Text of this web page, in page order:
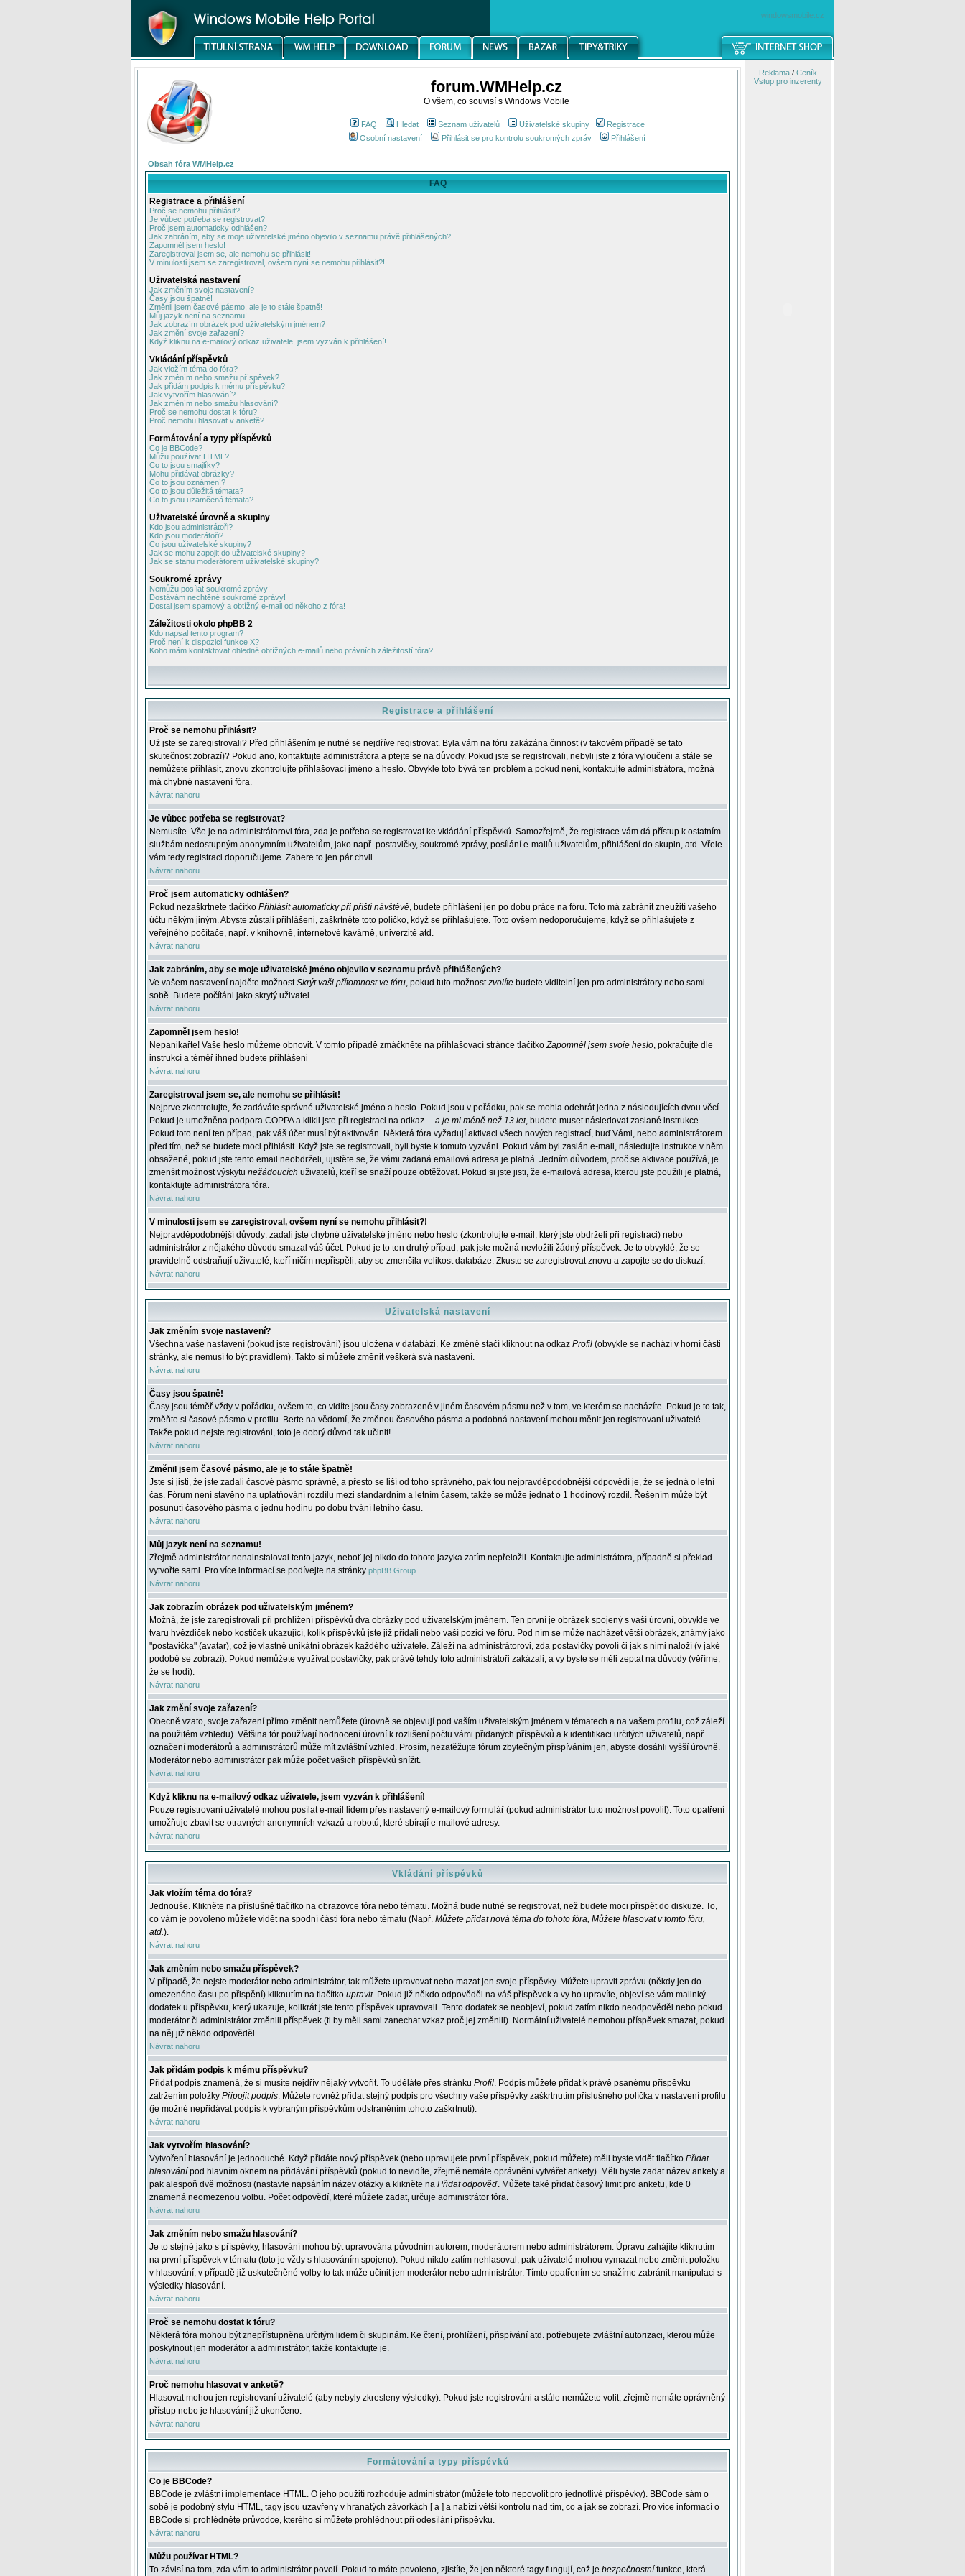
windowsmobile.cz
forum.WMHelp.cz
O všem, co souvisí s Windows Mobile
FAQ Hledat Seznam uživatelů Uživatelské skupiny
Registrace
Osobní nastavení
Přihlásit se pro kontrolu soukromých zpráv Přihlášení
Obsah fóra WMHelp.cz
FAQ
Registrace a přihlášení
Proč se nemohu přihlásit?
Je vůbec potřeba se registrovat?
Proč jsem automaticky odhlášen?
Jak zabráním, aby se moje uživatelské jméno objevilo v seznamu právě přihlášených?
Zapomněl jsem heslo!
Zaregistroval jsem se, ale nemohu se přihlásit!
V minulosti jsem se zaregistroval, ovšem nyní se nemohu přihlásit?!
Uživatelská nastavení
Jak změním svoje nastavení?
Časy jsou špatně!
Změnil jsem časové pásmo, ale je to stále špatně!
Můj jazyk není na seznamu!
Jak zobrazím obrázek pod uživatelským jménem?
Jak změní svoje zařazení?
Když kliknu na e-mailový odkaz uživatele, jsem vyzván k přihlášení!
Vkládání příspěvků
Jak vložím téma do fóra?
Jak změním nebo smažu příspěvek?
Jak přidám podpis k mému příspěvku?
Jak vytvořím hlasování?
Jak změním nebo smažu hlasování?
Proč se nemohu dostat k fóru?
Proč nemohu hlasovat v anketě?
Formátování a typy příspěvků
Co je BBCode?
Můžu používat HTML?
Co to jsou smajlíky?
Mohu přidávat obrázky?
Co to jsou oznámení?
Co to jsou důležitá témata?
Co to jsou uzamčená témata?
Uživatelské úrovně a skupiny
Kdo jsou administrátoři?
Kdo jsou moderátoři?
Co jsou uživatelské skupiny?
Jak se mohu zapojit do uživatelské skupiny?
Jak se stanu moderátorem uživatelské skupiny?
Soukromé zprávy
Nemůžu posílat soukromé zprávy!
Dostávám nechtěné soukromé zprávy!
Dostal jsem spamový a obtížný e-mail od někoho z fóra!
Záležitosti okolo phpBB 2
Kdo napsal tento program?
Proč není k dispozici funkce X?
Koho mám kontaktovat ohledně obtížných e-mailů nebo právních záležitostí fóra?
Registrace a přihlášení
Proč se nemohu přihlásit?
Už jste se zaregistrovali? Před přihlášením je nutné se nejdříve registrovat. Byla vám na fóru zakázána činnost (v takovém případě se tato
skutečnost zobrazí)? Pokud ano, kontaktujte administrátora a ptejte se na důvody. Pokud jste se registrovali, nebyli jste z fóra vyloučeni a stále se
nemůžete přihlásit, znovu zkontrolujte přihlašovací jméno a heslo. Obvykle toto bývá ten problém a pokud není, kontaktujte administrátora, možná
má chybné nastavení fóra.
Návrat nahoru
Je vůbec potřeba se registrovat?
Nemusíte. Vše je na administrátorovi fóra, zda je potřeba se registrovat ke vkládání příspěvků. Samozřejmě, že registrace vám dá přístup k ostatním
službám nedostupným anonymním uživatelům, jako např. postavičky, soukromé zprávy, posílání e-mailů uživatelům, přihlášení do skupin, atd. Vřele
vám tedy registraci doporučujeme. Zabere to jen pár chvil.
Návrat nahoru
Proč jsem automaticky odhlášen?
Pokud nezaškrtnete tlačítko Přihlásit automaticky při příští návštěvě, budete přihlášeni jen po dobu práce na fóru. Toto má zabránit zneužití vašeho
účtu někým jiným. Abyste zůstali přihlášeni, zaškrtněte toto políčko, když se přihlašujete. Toto ovšem nedoporučujeme, když se přihlašujete z
veřejného počítače, např. v knihovně, internetové kavárně, univerzitě atd.
Návrat nahoru
Jak zabráním, aby se moje uživatelské jméno objevilo v seznamu právě přihlášených?
Ve vašem nastavení najděte možnostSkrýt vaši přítomnost ve fóru, pokud tuto možnostzvolíte budete viditelní jen pro administrátory nebo sami
sobě. Budete počítáni jako skrytý uživatel.
Návrat nahoru
Zapomněl jsem heslo!
Nepanikařte! Vaše heslo můžeme obnovit. V tomto případě zmáčkněte na přihlašovací stránce tlačítkoZapomněl jsem svoje heslo, pokračujte dle
instrukcí a téměř ihned budete přihlášeni
Návrat nahoru
Zaregistroval jsem se, ale nemohu se přihlásit!
Nejprve zkontrolujte, že zadáváte správné uživatelské jméno a heslo. Pokud jsou v pořádku, pak se mohla odehrát jedna z následujících dvou věcí.
Pokud je umožněna podpora COPPA a klikli jste při registraci na odkaz ... a je mi méně než 13 let, budete muset následovat zaslané instrukce.
Pokud toto není ten případ, pak váš účet musí být aktivován. Některá fóra vyžadují aktivaci všech nových registrací, buď Vámi, nebo administrátorem
před tím, než se budete moci přihlásit. Když jste se registrovali, byli byste k tomuto vyzváni. Pokud vám byl zaslán e-mail, následujte instrukce v něm
obsažené, pokud jste tento email neobdrželi, ujistěte se, že vámi zadaná emailová adresa je platná. Jedním důvodem, proč se aktivace používá, je
zmenšit možnost výskytu nežádoucích uživatelů, kteří se snaží pouze obtěžovat. Pokud si jste jisti, že e-mailová adresa, kterou jste použili je platná,
kontaktujte administrátora fóra.
Návrat nahoru
V minulosti jsem se zaregistroval, ovšem nyní se nemohu přihlásit?!
Nejpravděpodobnější důvody: zadali jste chybné uživatelské jméno nebo heslo (zkontrolujte e-mail, který jste obdrželi při registraci) nebo
administrátor z nějakého důvodu smazal váš účet. Pokud je to ten druhý případ, pak jste možná nevložili žádný příspěvek. Je to obvyklé, že se
pravidelně odstraňují uživatelé, kteří ničím nepřispěli, aby se zmenšila velikost databáze. Zkuste se zaregistrovat znovu a zapojte se do diskuzí.
Návrat nahoru
Uživatelská nastavení
Jak změním svoje nastavení?
Všechna vaše nastavení (pokud jste registrováni) jsou uložena v databázi. Ke změně stačí kliknout na odkaz Profil (obvykle se nachází v horní části
stránky, ale nemusí to být pravidlem). Takto si můžete změnit veškerá svá nastavení.
Návrat nahoru
Časy jsou špatně!
Časy jsou téměř vždy v pořádku, ovšem to, co vidíte jsou časy zobrazené v jiném časovém pásmu než v tom, ve kterém se nacházíte. Pokud je to tak,
změňte si časové pásmo v profilu. Berte na vědomí, že změnou časového pásma a podobná nastavení mohou měnit jen registrovaní uživatelé.
Takže pokud nejste registrováni, toto je dobrý důvod tak učinit!
Návrat nahoru
Změnil jsem časové pásmo, ale je to stále špatně!
Jste si jisti, že jste zadali časové pásmo správně, a přesto se liší od toho správného, pak tou nejpravděpodobnější odpovědí je, že se jedná o letní
čas. Fórum není stavěno na uplatňování rozdílu mezi standardním a letním časem, takže se může jednat o 1 hodinový rozdíl. Řešením může být
posunutí časového pásma o jednu hodinu po dobu trvání letního času.
Návrat nahoru
Můj jazyk není na seznamu!
Zřejmě administrátor nenainstaloval tento jazyk, neboť jej nikdo do tohoto jazyka zatím nepřeložil. Kontaktujte administrátora, případně si překlad
vytvořte sami. Pro více informací se podívejte na stránky phpBB Group.
Návrat nahoru
Jak zobrazím obrázek pod uživatelským jménem?
Možná, že jste zaregistrovali při prohlížení příspěvků dva obrázky pod uživatelským jménem. Ten první je obrázek spojený s vaší úrovní, obvykle ve
tvaru hvězdiček nebo kostiček ukazující, kolik příspěvků jste již přidali nebo vaší pozici ve fóru. Pod ním se může nacházet větší obrázek, známý jako
"postavička" (avatar), což je vlastně unikátní obrázek každého uživatele. Záleží na administrátorovi, zda postavičky povolí či jak s nimi naloží (v jaké
podobě se zobrazí). Pokud nemůžete využívat postavičky, pak právě tehdy toto administrátoři zakázali, a vy byste se měli zeptat na důvody (věříme,
že se hodí).
Návrat nahoru
Jak změní svoje zařazení?
Obecně vzato, svoje zařazení přímo změnit nemůžete (úrovně se objevují pod vaším uživatelským jménem v tématech a na vašem profilu, což záleží
na použitém vzhledu). Většina fór používají hodnocení úrovní k rozlišení počtu vámi přidaných příspěvků a k identifikaci určitých uživatelů, např.
označení moderátorů a administrátorů může mít zvláštní vzhled. Prosím, nezatěžujte fórum zbytečným přispíváním jen, abyste dosáhli vyšší úrovně.
Moderátor nebo administrátor pak může počet vašich příspěvků snížit.
Návrat nahoru
Když kliknu na e-mailový odkaz uživatele, jsem vyzván k přihlášení!
Pouze registrovaní uživatelé mohou posílat e-mail lidem přes nastavený e-mailový formulář (pokud administrátor tuto možnost povolil). Toto opatření
umožňuje zbavit se otravných anonymních vzkazů a robotů, které sbírají e-mailové adresy.
Návrat nahoru
Vkládání příspěvků
Jak vložím téma do fóra?
Jednouše. Klikněte na příslušné tlačítko na obrazovce fóra nebo tématu. Možná bude nutné se registrovat, než budete moci přispět do diskuze. To,
co vám je povoleno můžete vidět na spodní části fóra nebo tématu (Např. Můžete přidat nová téma do tohoto fóra, Můžete hlasovat v tomto fóru,
atd.).
Návrat nahoru
Jak změním nebo smažu příspěvek?
V případě, že nejste moderátor nebo administrátor, tak můžete upravovat nebo mazat jen svoje příspěvky. Můžete upravit zprávu (někdy jen do
omezeného času po přispění) kliknutím na tlačítko upravit. Pokud již někdo odpověděl na váš příspěvek a vy ho upravíte, objeví se vám malinký
dodatek u příspěvku, který ukazuje, kolikrát jste tento příspěvek upravovali. Tento dodatek se neobjeví, pokud zatím nikdo neodpověděl nebo pokud
moderátor či administrátor změnili příspěvek (ti by měli sami zanechat vzkaz proč jej změnili). Normální uživatelé nemohou příspěvek smazat, pokud
na něj již někdo odpověděl.
Návrat nahoru
Jak přidám podpis k mému příspěvku?
Přidat podpis znamená, že si musíte nejdřív nějaký vytvořit. To uděláte přes stránku Profil. Podpis můžete přidat k právě psanému příspěvku
zatržením položky Připojit podpis. Můžete rovněž přidat stejný podpis pro všechny vaše příspěvky zaškrtnutím příslušného políčka v nastavení profilu
(je možné nepřidávat podpis k vybraným příspěvkům odstraněním tohoto zaškrtnutí).
Návrat nahoru
Jak vytvořím hlasování?
Vytvoření hlasování je jednoduché. Když přidáte nový příspěvek (nebo upravujete první příspěvek, pokud můžete) měli byste vidět tlačítko Přidat
hlasování pod hlavním oknem na přidávání příspěvků (pokud to nevidíte, zřejmě nemáte oprávnění vytvářet ankety). Měli byste zadat název ankety a
pak alespoň dvě možnosti (nastavte napsáním název otázky a klikněte na Přidat odpověď. Můžete také přidat časový limit pro anketu, kde 0
znamená neomezenou volbu. Počet odpovědí, které můžete zadat, určuje administrátor fóra.
Návrat nahoru
Jak změním nebo smažu hlasování?
Je to stejné jako s příspěvky, hlasování mohou být upravována původním autorem, moderátorem nebo administrátorem. Úpravu zahájíte kliknutím
na první příspěvek v tématu (toto je vždy s hlasováním spojeno). Pokud nikdo zatím nehlasoval, pak uživatelé mohou vymazat nebo změnit položku
v hlasování, v případě již uskutečněné volby to tak může učinit jen moderátor nebo administrátor. Tímto opatřením se snažíme zabránit manipulaci s
výsledky hlasování.
Návrat nahoru
Proč se nemohu dostat k fóru?
Některá fóra mohou být znepřístupněna určitým lidem či skupinám. Ke čtení, prohlížení, přispívání atd. potřebujete zvláštní autorizaci, kterou může
poskytnout jen moderátor a administrátor, takže kontaktujte je.
Návrat nahoru
Proč nemohu hlasovat v anketě?
Hlasovat mohou jen registrovaní uživatelé (aby nebyly zkresleny výsledky). Pokud jste registrováni a stále nemůžete volit, zřejmě nemáte oprávněný
přístup nebo je hlasování již ukončeno.
Návrat nahoru
Formátování a typy příspěvků
Co je BBCode?
BBCode je zvláštní implementace HTML. O jeho použití rozhoduje administrátor (můžete toto nepovolit pro jednotlivé příspěvky). BBCode sám o
sobě je podobný stylu HTML, tagy jsou uzavřeny v hranatých závorkách [ a ] a nabízí větší kontrolu nad tím, co a jak se zobrazí. Pro více informací o
BBCode si prohlédněte průvodce, kterého si můžete prohlédnout při odesílání příspěvku.
Návrat nahoru
Můžu používat HTML?
To závisí na tom, zda vám to administrátor povolí. Pokud to máte povoleno, zjistíte, že jen některé tagy fungují, což je bezpečnostní funkce, která
Reklama/ Ceník
Vstup pro inzerenty